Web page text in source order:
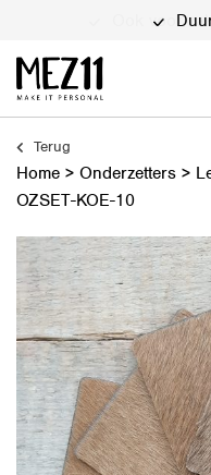
Terug
Home > Onderzetters >
OZSET-KOE-10